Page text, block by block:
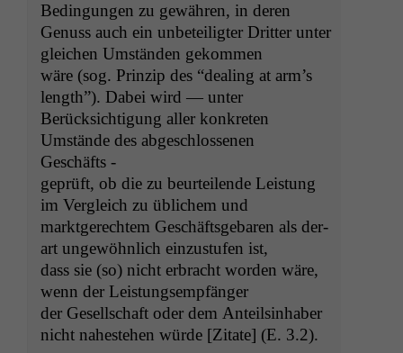
Bedin­gun­gen zu gewähren, in deren
Genuss auch ein unbeteiligter Drit­ter unter
gle­ichen Umstän­den gekommen
wäre (sog. Prinzip des “deal­ing at arm’s
length”). Dabei wird — unter
Berück­sich­ti­gung aller konkreten
Umstände des abgeschlosse­nen
Geschäfts -
geprüft, ob die zu beurteilende Leis­tung
im Ver­gle­ich zu üblichem und
mark­t­gerechtem Geschäfts­ge­baren als der­
art ungewöhn­lich einzustufen ist,
dass sie (so) nicht erbracht wor­den wäre,
wenn der Leistungsempfänger
der Gesellschaft oder dem Anteilsin­hab­er
nicht nah­este­hen würde [Zitate] (E. 3.2).